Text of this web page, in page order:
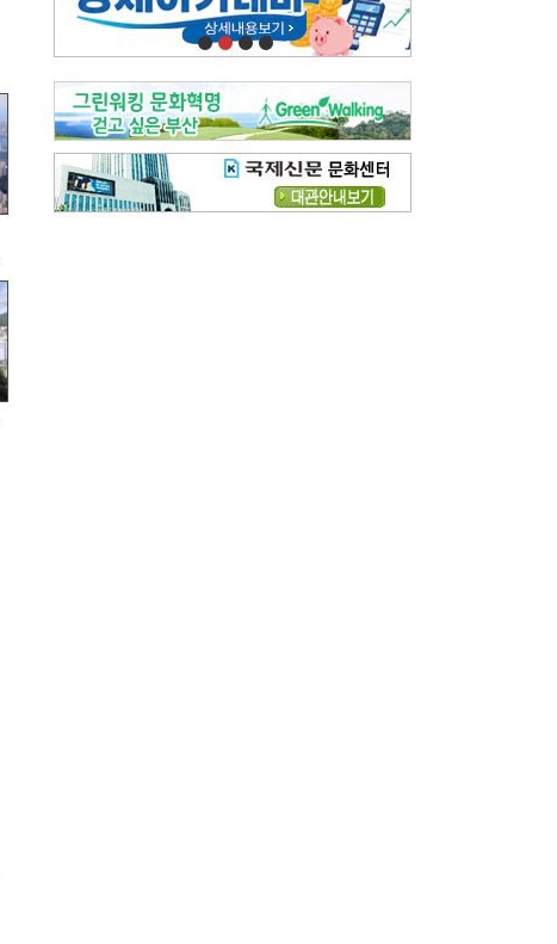
김지윤의 우리음악 이야기[전체보기]
세종시대 음악이 전해진 이유
영산회상, 불교음악에서 풍류음악으로
뉴스와 현장[전체보기]
‘800조 투자’ 희비 가른 재생에너지
뜨거워지는 바다, 북쪽으로 열리는 항로
데스크시각[전체보기]
물은 행정구역 경계를 따라 흐르지 않는다